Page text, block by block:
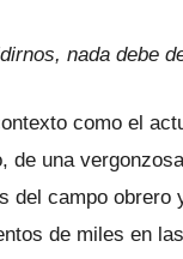
nada debe
como el
de una
del campo obrero
de miles en